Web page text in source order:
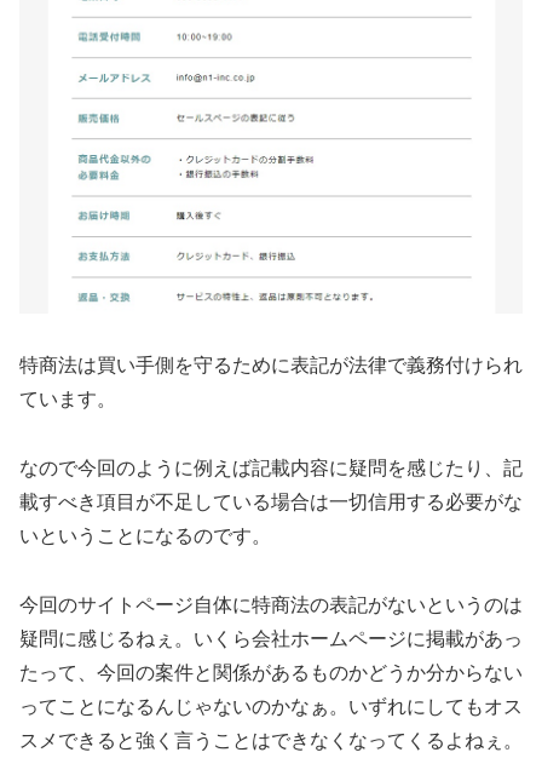
特商法は買い手側を守るために表記が法律で義務付けられ
ています。
なので今回のように例えば記載内容に疑問を感じたり、記
載すべき項目が不足している場合は一切信用する必要がな
いということになるのです。
今回のサイトページ自体に特商法の表記がないというのは
疑問に感じるねぇ。いくら会社ホームページに掲載があっ
たって、今回の案件と関係があるものかどうか分からない
ってことになるんじゃないのかなぁ。いずれにしてもオス
スメできると強く言うことはできなくなってくるよねぇ。